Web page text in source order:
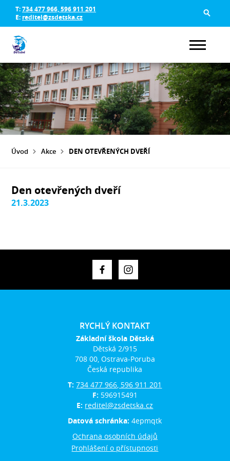
T:734 477 966, 596 911 201
E: reditel@zsdetska.cz
Úvod Akce DEN OTEVŘENÝCH DVEŘÍ
Den otevřených dveří
21.3.2023
RYCHLÝ KONTAKT
Základní škola Dětská
Dětská 2/915
708 00, Ostrava-Poruba
Česká republika
T:734 477 966, 596 911 201
F: 596915491
E: reditel@zsdetska.cz
Datová schránka:4epmqtk
Ochrana osobních údajů
Prohlášení o přístupnosti